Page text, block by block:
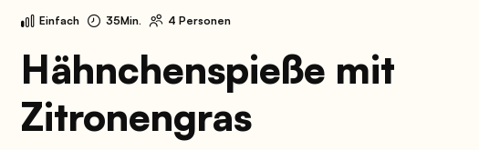
Anleitungen
Die Welt von AIA
Einfach 35Min. 4 Personen
Hähnchenspieße mit
Zitronengras